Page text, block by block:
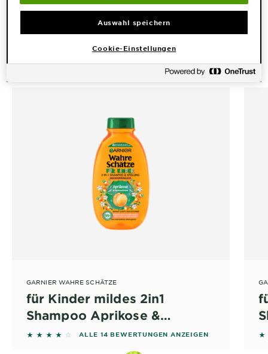
Eco
Score
besonders schonend ohne in den Augen zu brennen.
Sie befreien die Haare im Handumdrehen von Knoten
ohne zu ziepen und sind sanft zur Kopfhaut.
PRODUKTE FÜR KINDER
GARNIER WAHRE SCHÄTZE
für Kinder mildes 2in1
Shampoo Aprikose &
Baumwollblüte
3.7857 out of 5 stars based on reviews
ALLE 14 BEWERTUNGEN ANZEIGEN
Auswahl speichern
Cookie-Einstellungen